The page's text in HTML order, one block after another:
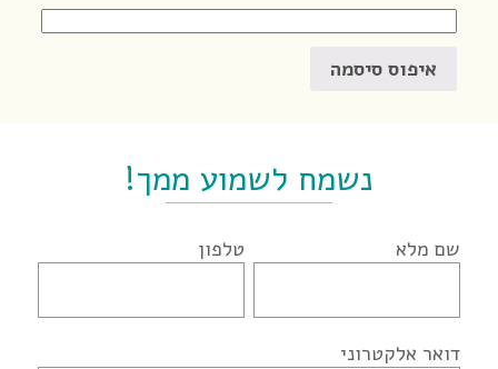
איפוס סיסמה
נשמח לשמוע ממך!
שם מלא טלפון
דואר אלקטרוני